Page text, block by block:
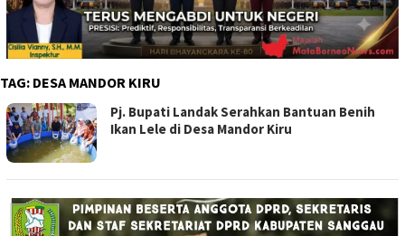
TAG: DESA MANDOR KIRU
Pj. Bupati Landak Serahkan Bantuan Benih
Ikan Lele di Desa Mandor Kiru